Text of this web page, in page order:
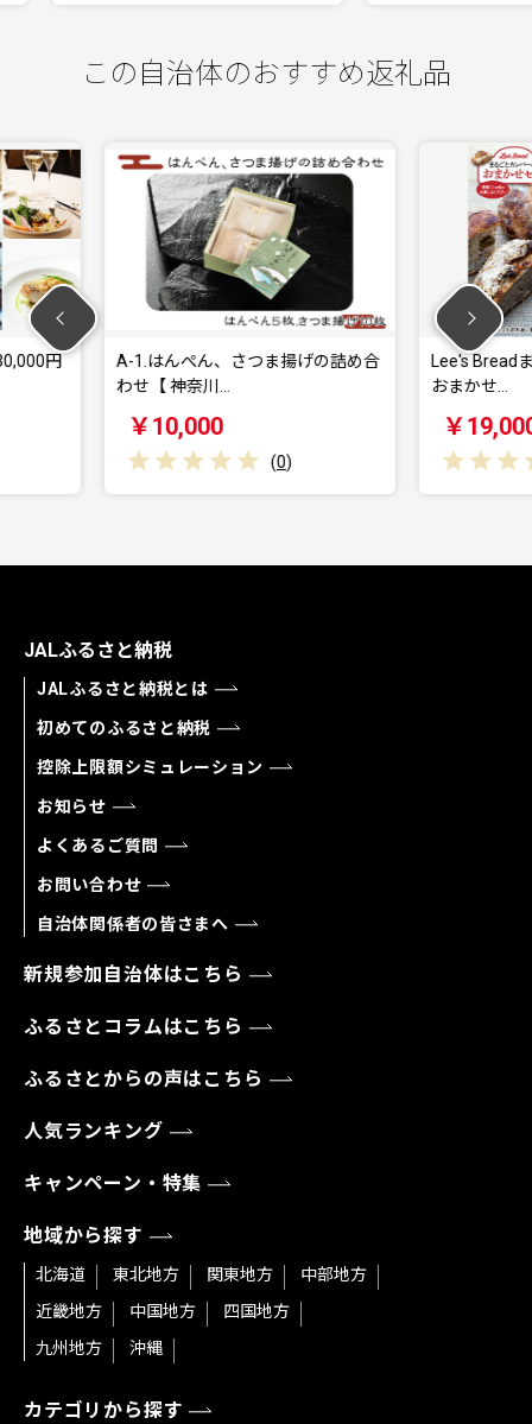
この自治体のおすすめ返礼品
揚げの詰め合
Lee's Breadまるごとカンパーニュ
おまかせ…
￥19,000
大海
【 エ
￥
JALふるさと納税
JALふるさと納税とは
初めてのふるさと納税
控除上限額シミュレーション
お知らせ
よくあるご質問
お問い合わせ
自治体関係者の皆さまへ
新規参加自治体はこちら
ふるさとコラムはこちら
ふるさとからの声はこちら
人気ランキング
キャンペーン・特集
地域から探す
北海道 東北地方 関東地方
中部地方
近畿地方
中国地方
四国地方
九州地方
沖縄
カテゴリから探す